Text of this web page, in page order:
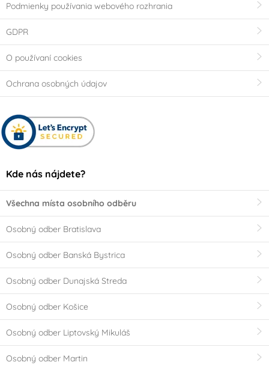
Podmienky používania webového rozhrania
GDPR
O používaní cookies
Ochrana osobných údajov
Kde nás nájdete?
Všechna místa osobního odběru
Osobný odber Bratislava
Osobný odber Banská Bystrica
Osobný odber Dunajská Streda
Osobný odber Košice
Osobný odber Liptovský Mikuláš
Osobný odber Martin